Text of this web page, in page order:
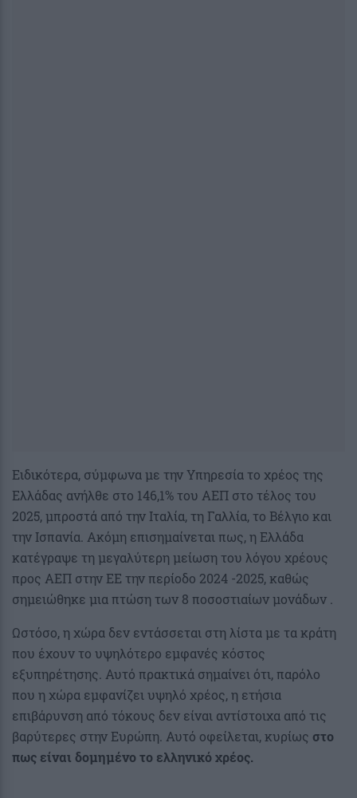
Ειδικότερα, σύμφωνα με την Υπηρεσία το χρέος της
Ελλάδας ανήλθε στο 146,1% του ΑΕΠ στο τέλος του
2025, μπροστά από την Ιταλία, τη Γαλλία, το Βέλγιο και
την Ισπανία. Ακόμη επισημαίνεται πως, η Ελλάδα
κατέγραψε τη μεγαλύτερη μείωση του λόγου χρέους
προς ΑΕΠ στην ΕΕ την περίοδο 2024 -2025, καθώς
σημειώθηκε μια πτώση των 8 ποσοστιαίων μονάδων .
Ωστόσο, η χώρα δεν εντάσσεται στη λίστα με τα κράτη
που έχουν το υψηλότερο εμφανές κόστος
εξυπηρέτησης. Αυτό πρακτικά σημαίνει ότι, παρόλο
που η χώρα εμφανίζει υψηλό χρέος, η ετήσια
επιβάρυνση από τόκους δεν είναι αντίστοιχα από τις
βαρύτερες στην Ευρώπη. Αυτό οφείλεται, κυρίως στο
πως είναι δομημένο το ελληνικό χρέος.